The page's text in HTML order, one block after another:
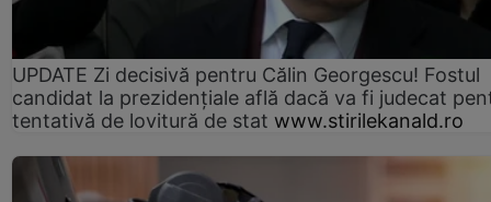
UPDATE Zi decisivă pentru Călin Georgescu! Fostul
candidat la prezidențiale află dacă va fi judecat
tentativă de lovitură de stat www.stirilekanald.ro